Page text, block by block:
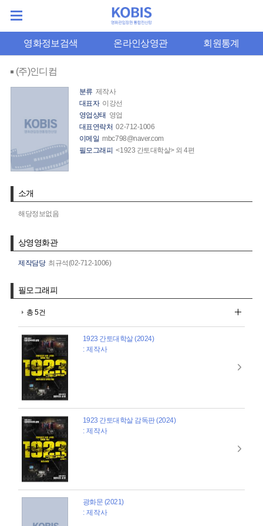
영화정보검색 온라인상영관 회원통계
(주)인디컴
분류 제작사
대표자 이강선
영업상태 영업
대표연락처 02-712-1006
이메일 mbc798@naver.com
필모그래피 <1923 간토대학살> 외 4편
소개
해당정보없음
상영영화관
제작담당 최규석(02-712-1006)
필모그래피
총 5건
1923 간토대학살 (2024)
: 제작사
1923 간토대학살 감독판 (2024)
: 제작사
광화문 (2021)
: 제작사